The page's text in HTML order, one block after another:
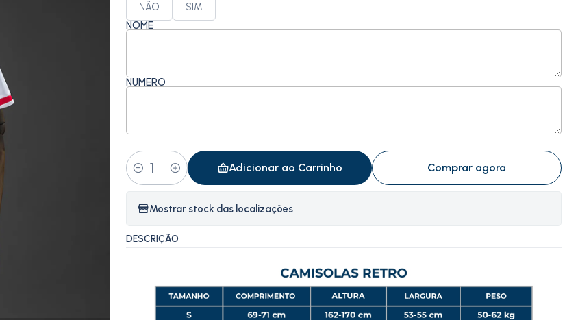
NÃO SIM
NOME
NÚMERO
Quantidade
Adicionar ao Carrinho Comprar agora
Mostrar stock das localizações
DESCRIÇÃO